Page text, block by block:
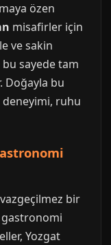
özen
misafirler için
ve sakin
sayede tam
Doğayla bu
ruhu
bir
gastronomi
Yozgat